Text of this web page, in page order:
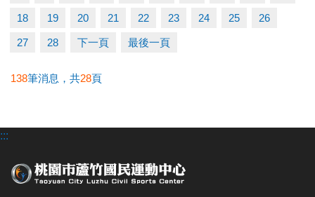
#帶你一起：
◆ 看見自己的情緒，認識情緒真正的樣貌
◆ 學習以接納與理解的方式，與情緒和平相處
【#活動時間】下午 14:00-16:00
18 19 20 21 22 23 24 25 26
27 28 下一頁 最後一頁
138筆消息，共28頁
:::